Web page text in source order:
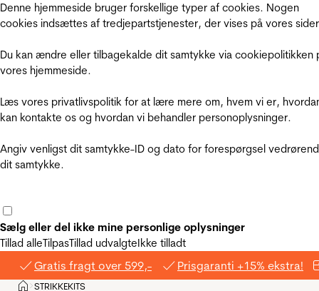
Denne hjemmeside bruger forskellige typer af cookies. Nogen
cookies indsættes af tredjepartstjenester, der vises på vores
Du kan ændre eller tilbagekalde dit samtykke via cookiepolitikken
vores hjemmeside.
Læs vores privatlivspolitik for at lære mere om, hvem vi er,
kan kontakte os og hvordan vi behandler personoplysninger.
Angiv venligst dit samtykke-ID og dato for forespørgsel
dit samtykke.
Sælg eller del ikke mine personlige oplysninger
Tillad alleTilpasTillad udvalgteIkke tilladt
Gratis fragt over 599,- Prisgaranti +15% ekstra!
Hjem
>STRIKKEKITS